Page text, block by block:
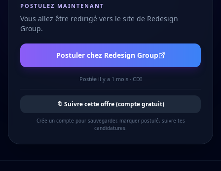
POSTULEZ MAINTENANT
Vous allez être redirigé vers le site de Redesign
Group.
Postuler chez Redesign Group
Postée il y a 1 mois· CDI
🔖 Suivre cette offre (compte gratuit)
Crée un compte pour sauvegarder, marquer postulé, suivre tes
candidatures.